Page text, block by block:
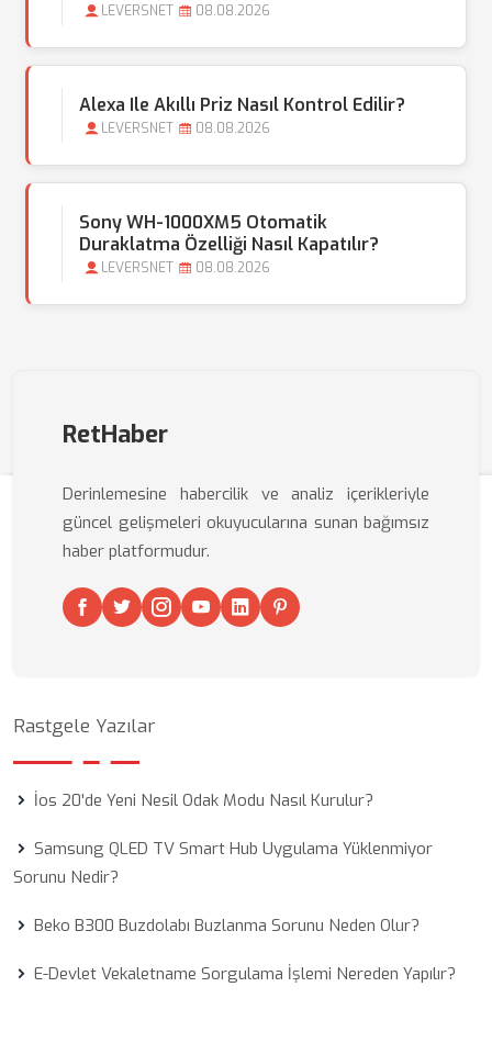
LEVERSNET 08.08.2026
Alexa Ile Akıllı Priz Nasıl Kontrol Edilir?
LEVERSNET 08.08.2026
Sony WH-1000XM5 Otomatik
Duraklatma Özelliği Nasıl Kapatılır?
LEVERSNET 08.08.2026
RetHaber
Derinlemesine habercilik ve analiz içerikleriyle
güncel gelişmeleri okuyucularına sunan bağımsız
haber platformudur.
Rastgele Yazılar
İos 20'de Yeni Nesil Odak Modu Nasıl Kurulur?
Samsung QLED TV Smart Hub Uygulama Yüklenmiyor
Sorunu Nedir?
Beko B300 Buzdolabı Buzlanma Sorunu Neden Olur?
E-Devlet Vekaletname Sorgulama İşlemi Nereden Yapılır?